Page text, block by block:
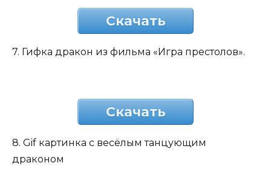
Скачать
7. Гифка дракон из фильма «Игра престолов».
Скачать
8. Gif картинка с весёлым танцующим
драконом